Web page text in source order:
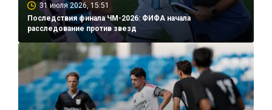
31 июля 2026, 15:51
Последствия финала ЧМ-2026: ФИФА начала
расследование против звезд